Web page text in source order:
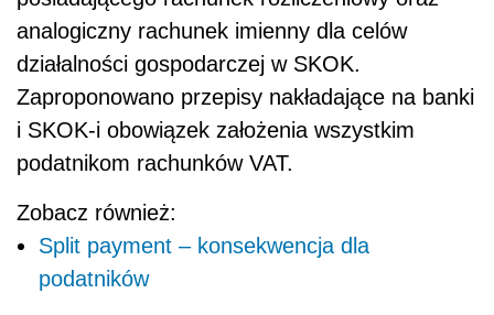
analogiczny rachunek imienny dla celów
działalności gospodarczej w SKOK.
Zaproponowano przepisy nakładające na banki
i SKOK-i obowiązek założenia wszystkim
podatnikom rachunków VAT.
Zobacz również:
Split payment – konsekwencja dla
podatników